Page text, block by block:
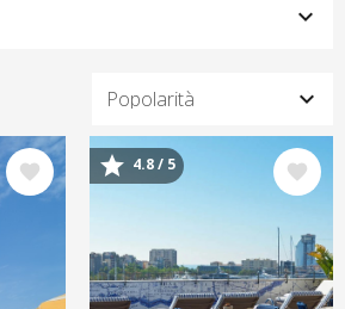
Immagine
4.8 / 5